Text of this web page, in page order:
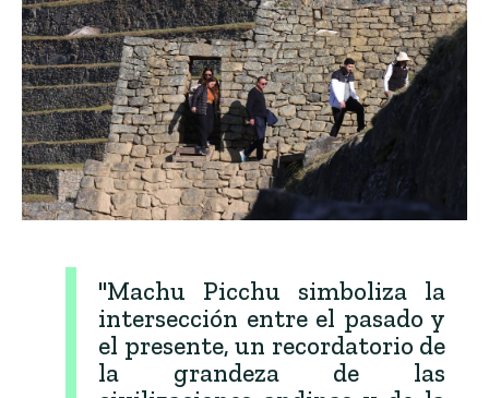
"Machu Picchu simboliza la
intersección entre el pasado y
el presente, un recordatorio de
la grandeza de las